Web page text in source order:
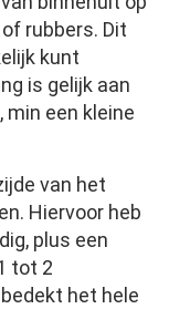
rubbers. Dit
kunt
is gelijk aan
min een kleine
van het
Hiervoor heb
plus een
tot 2
het hele